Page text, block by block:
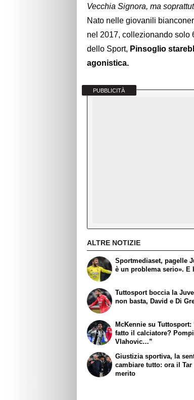
Vecchia Signora, ma
Nato nelle giovanili
nel 2017, collezionando solo
dello Sport, Pinsoglio
agonistica.
PUBBLICITÀ
ALTRE NOTIZIE
Sportmediaset, pagelle
è un problema serio». E
Tuttosport boccia la
non basta, David e Di
McKennie su Tuttosport:
fatto il calciatore?
Vlahovic…”
Giustizia sportiva, la
cambiare tutto: ora il Tar
merito